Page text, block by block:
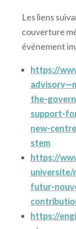
Les liens
couverture
événement
https://
the-
support-
new-
stem
https://
universite/
futur-
https://